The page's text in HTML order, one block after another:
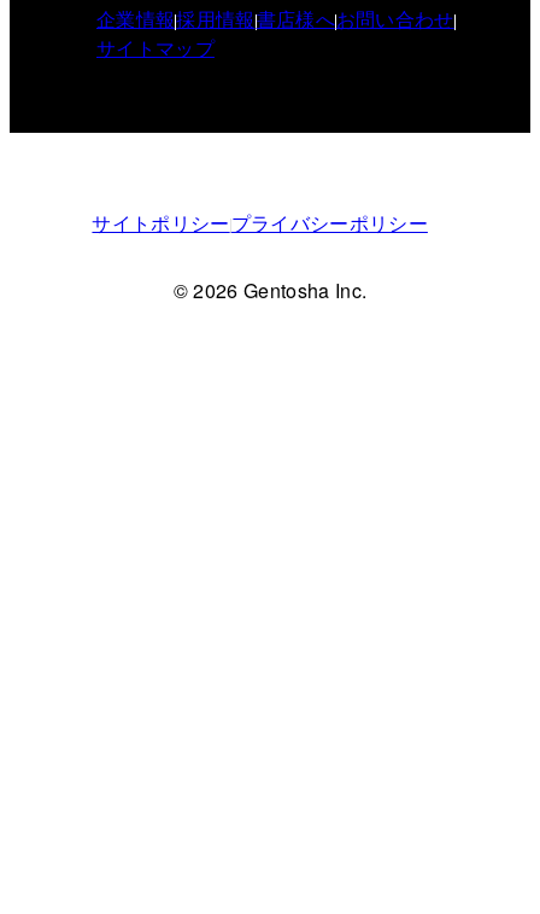
企業情報採用情報書店様へお問い合わせ
サイトマップ
サイトポリシープライバシーポリシー
© 2026 Gentosha Inc.